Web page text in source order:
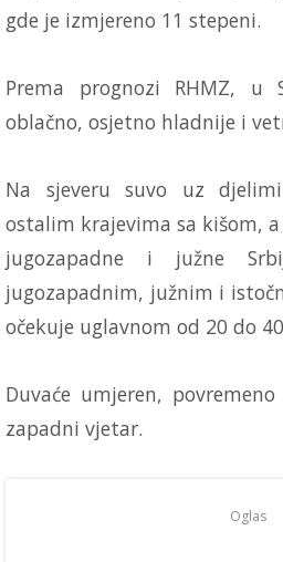
gde je izmjereno 11 stepeni.
Prema prognozi RHMZ, u
oblačno, osjetno hladnije i
Na sjeveru suvo uz
ostalim krajevima sa kišom,
jugozapadne i južne
jugozapadnim, južnim i
očekuje uglavnom od 20 do
Duvaće umjeren,
zapadni vjetar.
Oglas